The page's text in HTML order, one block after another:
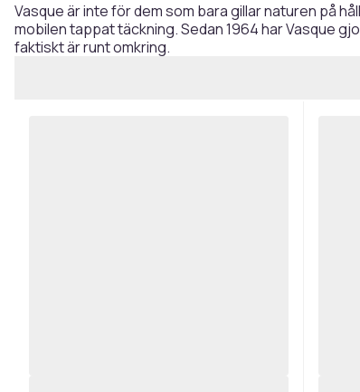
Vasque är inte för dem som bara gillar naturen på
mobilen tappat täckning. Sedan 1964 har Vasque
faktiskt är runt omkring.